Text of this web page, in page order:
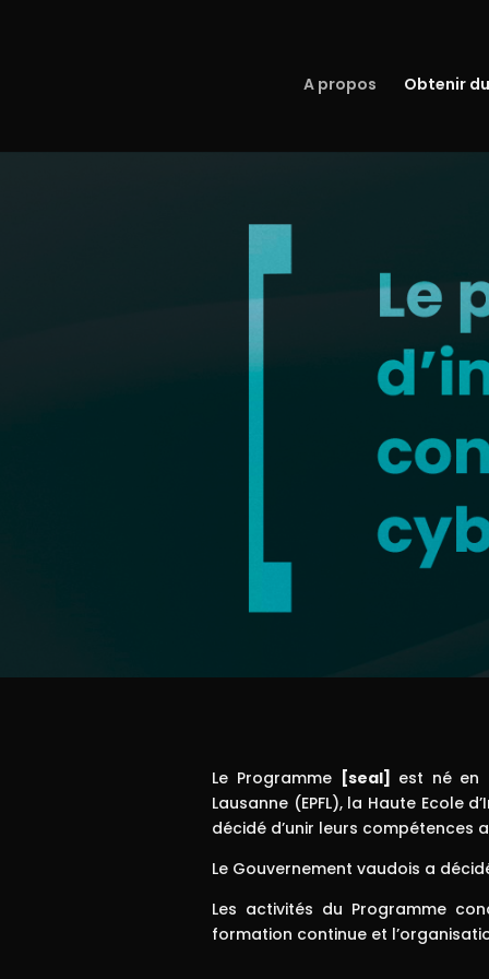
A propos Obtenir
Le Programme [seal] est né en
Lausanne (EPFL), la Haute Ecole
décidé d’unir leurs compétences
Le Gouvernement vaudois a
Les activités du Programme
formation continue et